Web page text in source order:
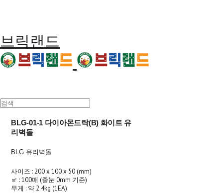
브릭랜드
BLG-01-1 다이아몬드락(B) 화이트 유
리벽돌
BLG 유리벽돌
사이즈 : 200 x 100 x 50 (mm)
㎡ : 100매 (줄눈 0mm 기준)
무게 : 약 2.4kg (1EA)